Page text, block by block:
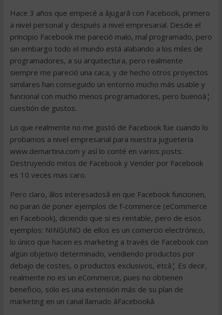
Hace 3 años que empecé a âjugarâ con Facebook, primero
a nivel personal y después a nivel empresarial. Desde el
principio Facebook me pareció malo, mal programado, pero
sin embargo todo el mundo está alabando a los miles de
programadores, a su arquitectura, pero realmente
siempre me pareció una caca, y de hecho otros proyectos
similares han conseguido un entorno mucho más usable y
funcional con mucho menos programadores, pero buenoâ¦.
cuestión de gustos.
Lo que realmente no me gustó de Facebook fue cuando lo
probamos a nivel empresarial para nuestra juguetería
www.demartina.com y así lo conté en varios posts:
Destruyendo mitos de Facebook y Vender por Facebook
es 10 veces mas caro.
Pero claro, âlos interesadosâ en que Facebook funcionen,
no paran de poner ejemplos de f-commerce (eCommerce
en Facebook), diciendo que si es rentable, pero de esos
ejemplos: NINGUNO de ellos es un comercio electrónico,
lo único que hacen es marketing a través de Facebook con
algún objetivo determinado, vendiendo productos por
debajo de costes, o productos exclusivos, etcâ¦ Es decir,
realmente no es un eCommerce, pues no obtienen
beneficio, sólo es una extensión más de su plan de
marketing en un canal llamado âFacebookâ.